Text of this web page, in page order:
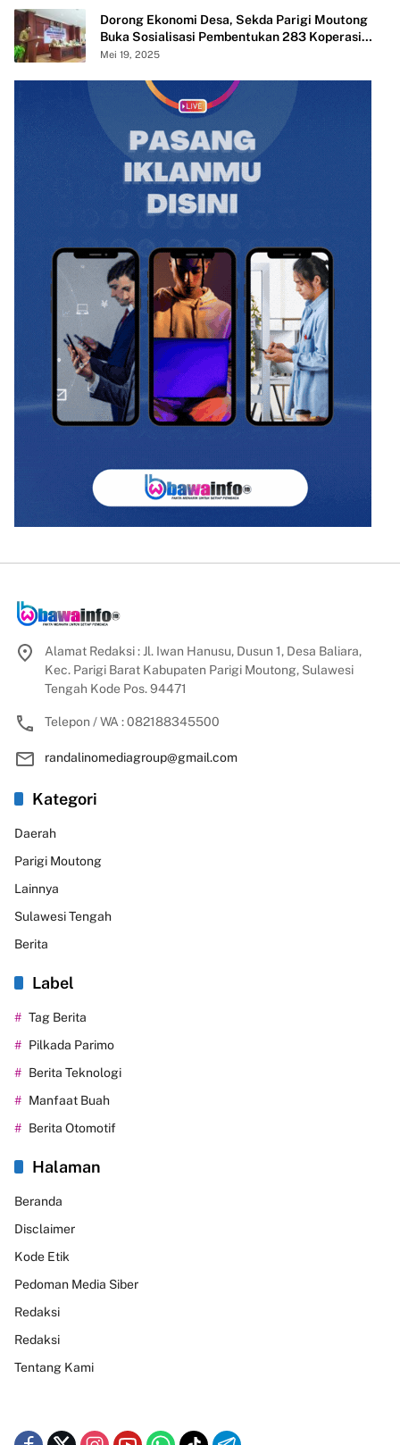
Dorong Ekonomi Desa, Sekda Parigi Moutong
Buka Sosialisasi Pembentukan 283 Koperasi
Merah Putih
Mei 19, 2025
Alamat Redaksi : Jl. Iwan Hanusu, Dusun 1, Desa Baliara,
Kec. Parigi Barat Kabupaten Parigi Moutong, Sulawesi
Tengah Kode Pos. 94471
Telepon / WA : 082188345500
randalinomediagroup@gmail.com
Kategori
Daerah
Parigi Moutong
Lainnya
Sulawesi Tengah
Berita
Label
Tag Berita
Pilkada Parimo
Berita Teknologi
Manfaat Buah
Berita Otomotif
Halaman
Beranda
Disclaimer
Kode Etik
Pedoman Media Siber
Redaksi
Redaksi
Tentang Kami